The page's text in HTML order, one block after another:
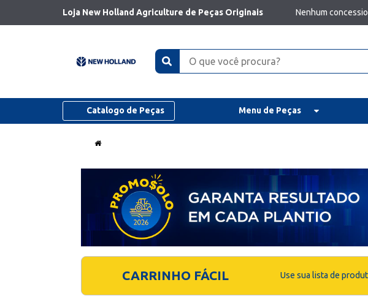
Loja New Holland Agriculture de Peças Originais Nenhum
Catalogo de Peças Menu de Peças
CARRINHO FÁCIL Use sua lista de